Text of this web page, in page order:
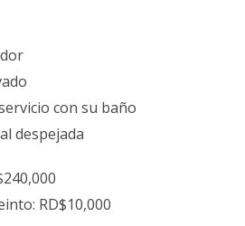
con su baño
despejada
RD$10,000